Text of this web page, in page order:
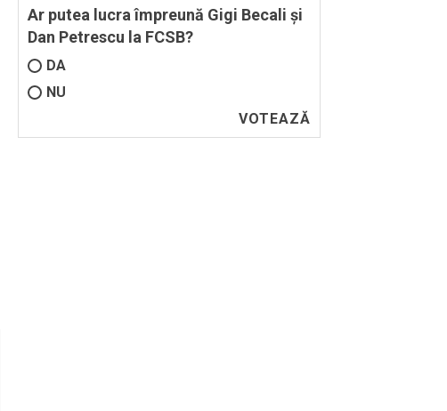
Ar putea lucra împreună Gigi Becali și
Dan Petrescu la FCSB?
DA
NU